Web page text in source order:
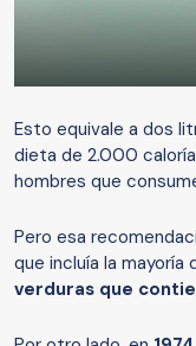
Esto equivale a dos
dieta de 2.000
hombres que
Pero esa
que incluía la mayoría
verduras que